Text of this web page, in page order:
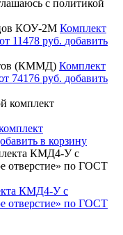
с политикой
Комплект
от 11478 руб. добавить
Комплект
74176 руб. добавить
в корзину
КМД4-У с
отверстие» по ГОСТ